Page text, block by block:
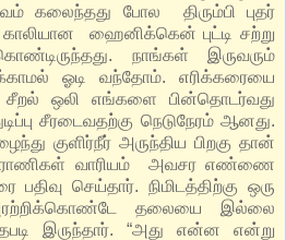
கலைந்தது போல திரும்பி புதர்
காலியான ஹைனிக்கென் புட்டி சற்று
நாங்கள் இருவரும்
ஓடி வந்தோம். எரிக்கரையை
ஒலி எங்களை பின்தொடர்வது
சீரடைவதற்கு நெடுநேரம் ஆனது.
குளிர்நீர் அருந்திய பிறகு தான்
வாரியம் அவசர எண்ணை
பதிவு செய்தார். நிமிடத்திற்கு ஒரு
தலையை இல்லை
இருந்தார். “அது என்ன என்று